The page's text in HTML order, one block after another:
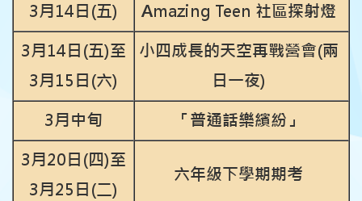
3月14日(五)
Amazing Teen 社區探射燈
3月14日(五)至
3月15日(六)
小四成長的天空再戰營會(兩
日一夜)
3月中旬
「普通話樂繽紛」
3月20日(四)至
3月25日(二)
六年級下學期期考